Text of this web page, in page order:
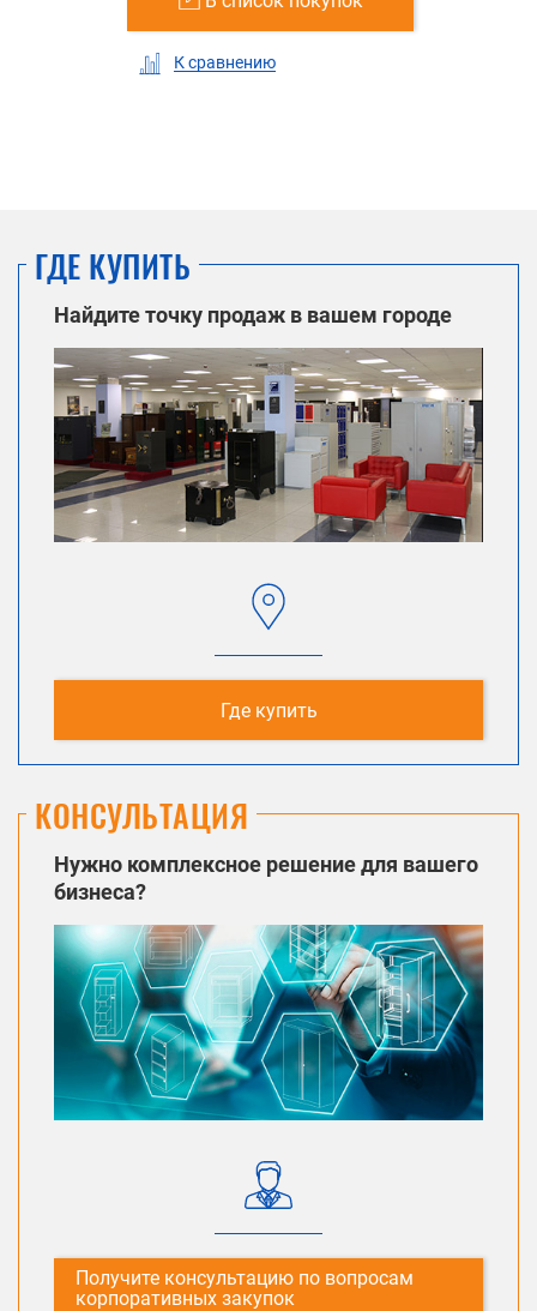
К сравнению
ГДЕ КУПИТЬ
Найдите точку продаж в вашем городе
Где купить
КОНСУЛЬТАЦИЯ
Нужно комплексное решение для вашего
бизнеса?
Получите консультацию по вопросам
корпоративных закупок